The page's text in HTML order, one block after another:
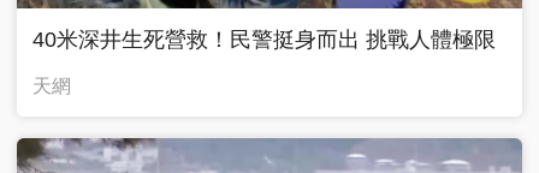
40米深井生死營救！民警挺身而出 挑戰人體極限
天網